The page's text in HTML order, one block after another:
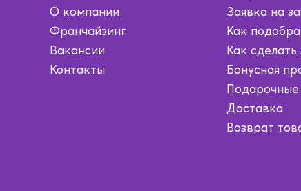
О компании
Франчайзинг
Вакансии
Контакты
Заявка на
Как
Как сделать
Бонусная
Доставка
Возврат